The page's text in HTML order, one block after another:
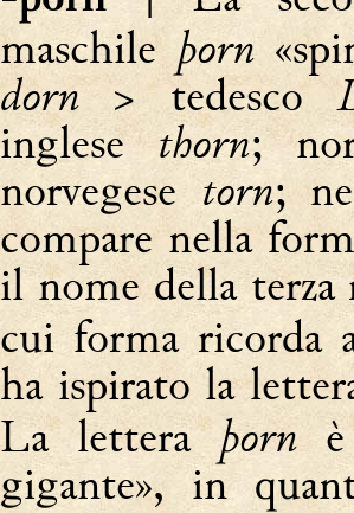
maschile þorn
dorn> tedesco
inglesethorn;
norvegesetorn;
compare nella
il nome della
cui forma ricorda
ha ispirato la
La letteraþornè
gigante», in